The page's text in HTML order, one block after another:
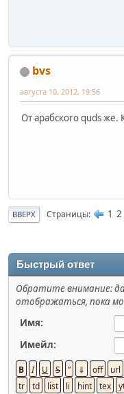
bvs
августа 10, 2012, 19:56
От арабского quds же.
ВВЕРХ Страницы 1 2
Быстрый ответ
Обратите внимание:
отображаться, пока
Имя:
Имейл: